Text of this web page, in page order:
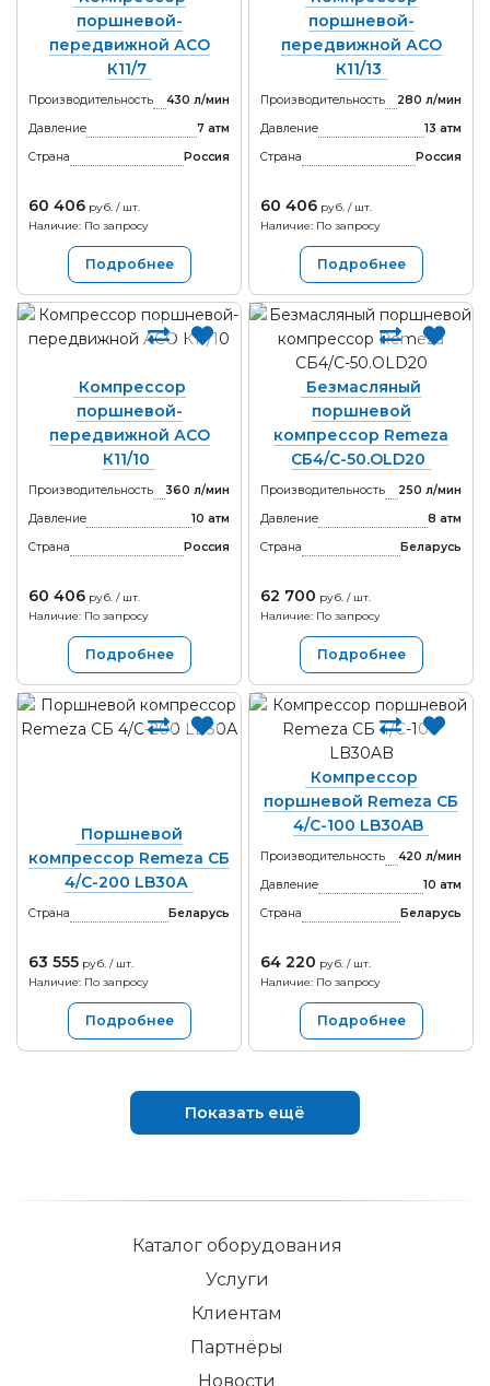
поршневой-
передвижной АСО
К11/7
Производительность
430 л/мин
Давление
7 атм
Страна
Россия
60 406 руб. / шт.
Наличие: По запросу
Подробнее
поршневой-
передвижной АСО
К11/13
Производительность
280 л/мин
Давление
13 атм
Страна
Россия
60 406 руб. / шт.
Наличие: По запросу
Подробнее
Компрессор
поршневой-
передвижной АСО
К11/10
Производительность
360 л/мин
Давление
10 атм
Страна
Россия
60 406 руб. / шт.
Наличие: По запросу
Подробнее
Безмасляный
поршневой
компрессор Remeza
СБ4/C-50.OLD20
Производительность
250 л/мин
Давление
8 атм
Страна
Беларусь
62 700 руб. / шт.
Наличие: По запросу
Подробнее
Поршневой
компрессор Remeza СБ
4/С-200 LB30А
Страна Беларусь
63 555 руб. / шт.
Наличие: По запросу
Подробнее
Компрессор
поршневой Remeza СБ
4/С-100 LB30AB
Производительность
420 л/мин
Давление
10 атм
Страна
Беларусь
64 220 руб. / шт.
Наличие: По запросу
Подробнее
Показать ещё
Каталог оборудования
Услуги
Клиентам
Партнёры
Новости